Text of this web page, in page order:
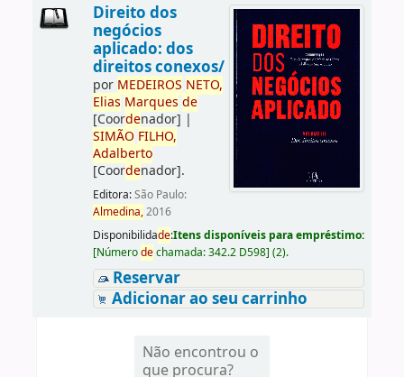
Direito dos
negócios
aplicado: dos
direitos conexos/
por MEDEIROS NETO,
Elias Marques de
[Coordenador] |
SIMÃO FILHO,
Adalberto
[Coordenador].
Editora:São Paulo:
Almedina,2016
Disponibilidade:Itens disponíveis para empréstimo:
[Númerodechamada:342.2 D598] (2).
Reservar
Adicionar ao seu carrinho
Não encontrou o
que procura?